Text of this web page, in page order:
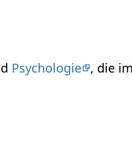
Psychologie , die